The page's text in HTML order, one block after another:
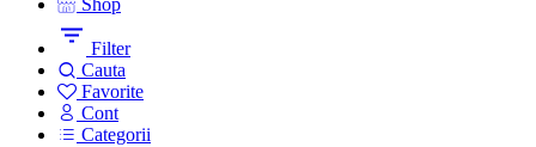
Shop
Filter
Cauta
Favorite
Cont
Categorii